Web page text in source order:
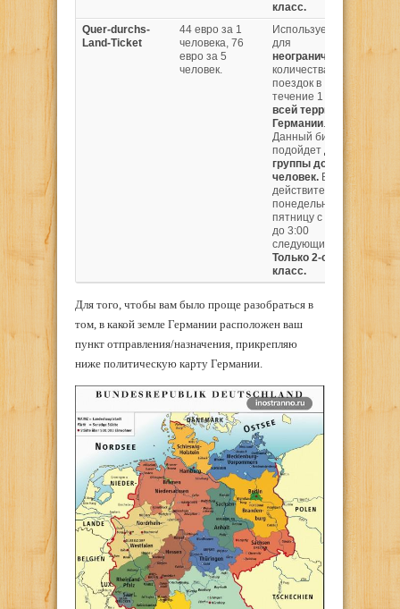
класс.
Quer-durchs-
Land-Ticket
44 евро за 1
человека, 76
евро за 5
человек.
Используется
для
неограниченного
количества
поездок в
течение 1 дня
по
всей территории
Германии.
Данный билет
подойдет для
группы до 5
человек. Билет
действителен с
понедельника по
пятницу с 09:00
до 3:00
следующих суток.
Только 2-ой
класс.
Для того, чтобы вам было проще разобраться в
том, в какой земле Германии расположен ваш
пункт отправления/назначения, прикрепляю
ниже политическую карту Германии.